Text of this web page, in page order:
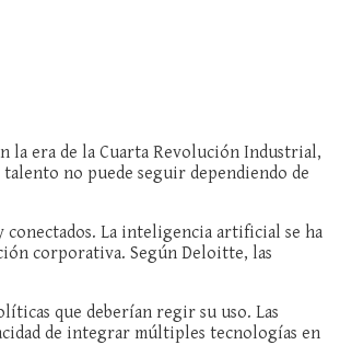
la era de la Cuarta Revolución Industrial,
no puede seguir dependiendo de
conectados. La inteligencia artificial se ha
corporativa. Según Deloitte, las
que deberían regir su uso. Las
de integrar múltiples tecnologías en